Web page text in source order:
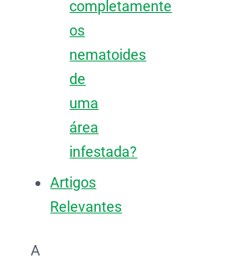
completamente
os
nematoides
de
uma
área
infestada?
Artigos
Relevantes
A